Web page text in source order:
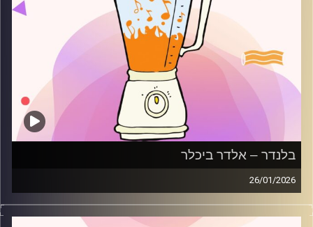
בלנדר – אלדר ביכלר
26/01/2026
מוזיקה רגועה לפתוח איתה את הבוקר בהגשת אלדר ביכלר